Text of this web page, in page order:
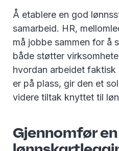
Å etablere en god
samarbeid. HR,
må jobbe sammen for å
både støtter
hvordan arbeidet
er på plass, gir den et
videre tiltak knyttet til
Gjennomfør